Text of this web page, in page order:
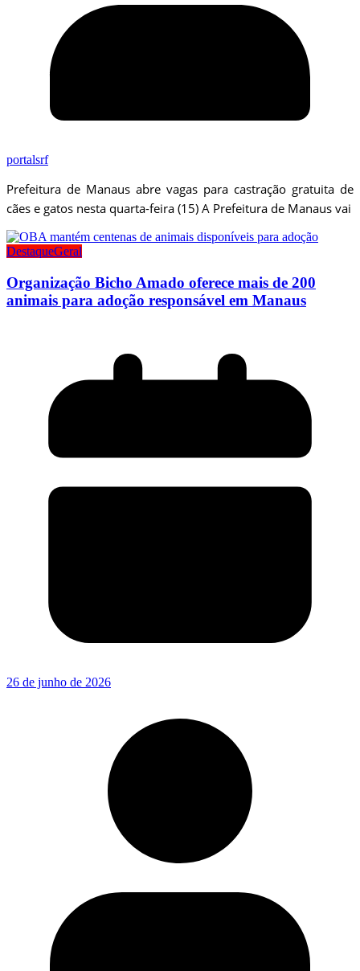
portalsrf
Prefeitura de Manaus abre vagas para castração gratuita de
cães e gatos nesta quarta-feira (15) A Prefeitura de Manaus vai
DestaqueGeral
Organização Bicho Amado oferece mais de 200
animais para adoção responsável em Manaus
26 de junho de 2026